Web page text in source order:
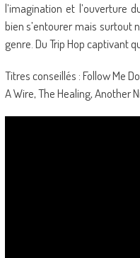
l’imagination et l’ouverture
bien s’entourer mais surtout
genre. Du Trip Hop captivant
Titres conseillés : Follow Me
A Wire, The Healing, Another